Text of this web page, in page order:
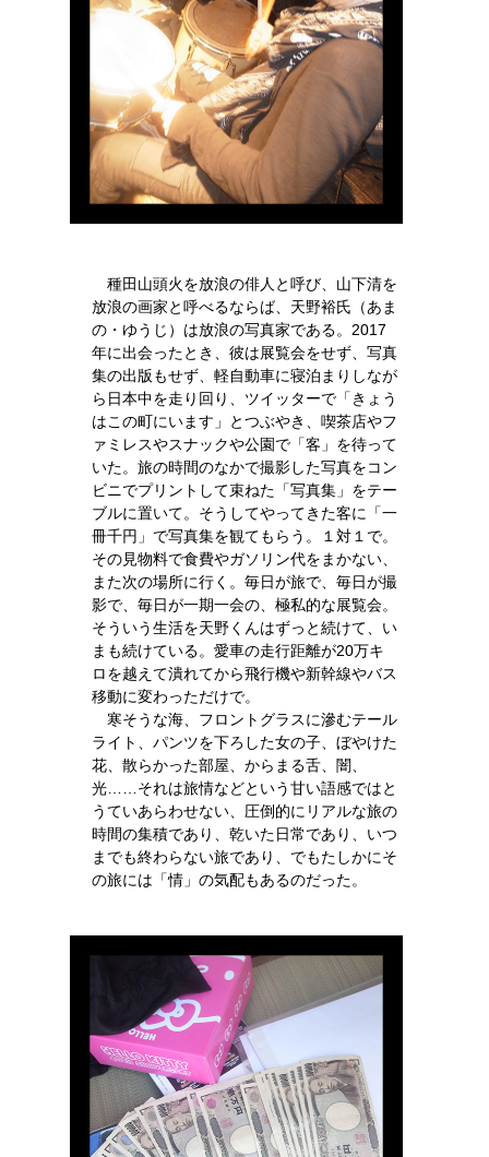
種田山頭火を放浪の俳人と呼び、山下清を
放浪の画家と呼べるならば、天野裕氏（あま
の・ゆうじ）は放浪の写真家である。2017
年に出会ったとき、彼は展覧会をせず、写真
集の出版もせず、軽自動車に寝泊まりしなが
ら日本中を走り回り、ツイッターで「きょう
はこの町にいます」とつぶやき、喫茶店やフ
ァミレスやスナックや公園で「客」を待って
いた。旅の時間のなかで撮影した写真をコン
ビニでプリントして束ねた「写真集」をテー
ブルに置いて。そうしてやってきた客に「一
冊千円」で写真集を観てもらう。１対１で。
その見物料で食費やガソリン代をまかない、
また次の場所に行く。毎日が旅で、毎日が撮
影で、毎日が一期一会の、極私的な展覧会。
そういう生活を天野くんはずっと続けて、い
まも続けている。愛車の走行距離が20万キ
ロを越えて潰れてから飛行機や新幹線やバス
移動に変わっただけで。
寒そうな海、フロントグラスに滲むテール
ライト、パンツを下ろした女の子、ぼやけた
花、散らかった部屋、からまる舌、闇、
光……それは旅情などという甘い語感ではと
うていあらわせない、圧倒的にリアルな旅の
時間の集積であり、乾いた日常であり、いつ
までも終わらない旅であり、でもたしかにそ
の旅には「情」の気配もあるのだった。